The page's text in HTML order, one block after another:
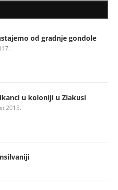
od gradnje gondole
u koloniji u Zlakusi
2015.